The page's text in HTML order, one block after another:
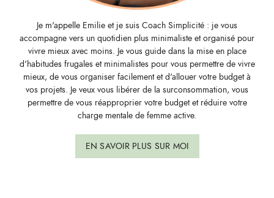
Je m'appelle Emilie et je suis Coach Simplicité : je vous
accompagne vers un quotidien plus minimaliste et organisé pour
vivre mieux avec moins. Je vous guide dans la mise en place
d'habitudes frugales et minimalistes pour vous permettre de vivre
mieux, de vous organiser facilement et d'allouer votre budget à
vos projets. Je veux vous libérer de la surconsommation, vous
permettre de vous réapproprier votre budget et réduire votre
charge mentale de femme active.
EN SAVOIR PLUS SUR MOI